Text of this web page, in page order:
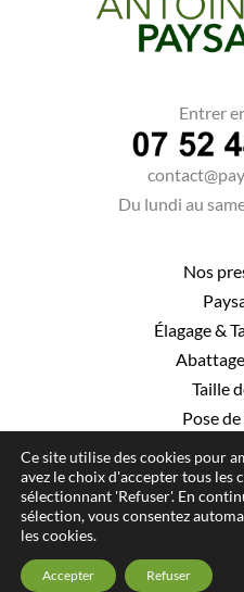
Entrer
Du lundi au
Nos
Élagage&
Taille
Pose
© Hauméa Digital |
Ce site utilise des cookies pour
avez le choix d'accepter tous les
sélectionnant 'Refuser'. En
sélection, vous consentez
les cookies.
Accepter Refuser